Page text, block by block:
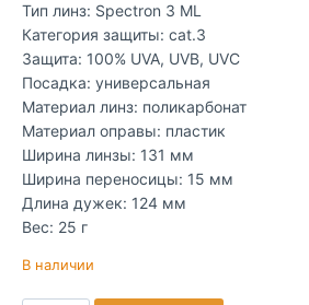
Тип линз: Spectron 3 ML
Категория защиты: cat.3
Защита: 100% UVA, UVB, UVC
Посадка: универсальная
Материал линз: поликарбонат
Материал оправы: пластик
Ширина линзы: 131 мм
Ширина переносицы: 15 мм
Длина дужек: 124 мм
Вес: 25 г​
В наличии